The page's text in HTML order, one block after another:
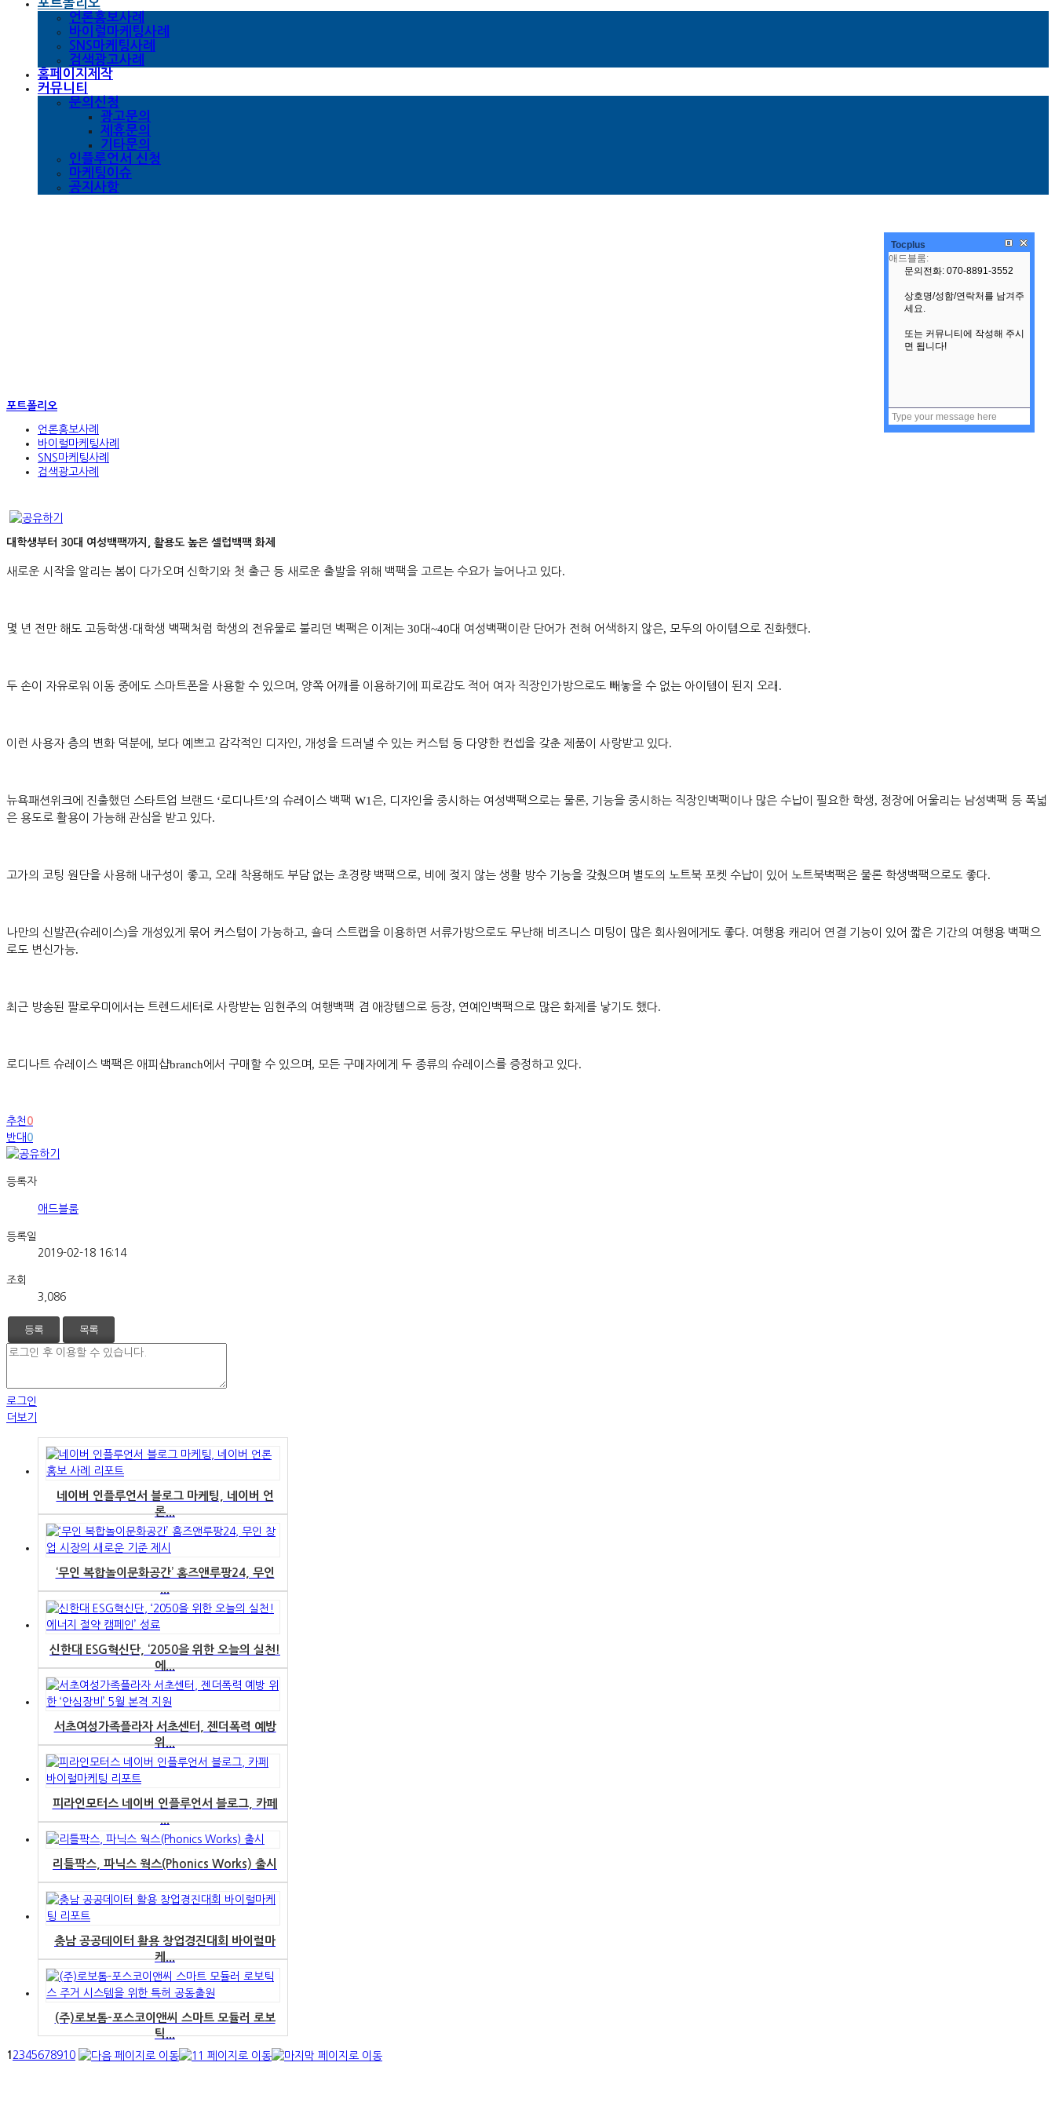
포트폴리오
언론홍보사례
바이럴마케팅사례
SNS마케팅사례
검색광고사례
홈페이지제작
커뮤니티
문의신청
광고문의
제휴문의
기타문의
인플루언서 신청
마케팅이슈
공지사항
포트폴리오
언론홍보사례
바이럴마케팅사례
SNS마케팅사례
검색광고사례
대학생부터 30대 여성백팩까지, 활용도 높은 셀럽백팩 화제
새로운 시작을 알리는 봄이 다가오며 신학기와 첫 출근 등 새로운 출발을 위해 백팩을 고르는 수요가 늘어나고 있다.
몇 년 전만 해도 고등학생 ·대학생 백팩처럼 학생의 전유물로 불리던 백팩은 이제는 30대 ~40대 여성백팩이란 단어가 전혀 어색하지 않은, 모두의 아이템으로 진화했다.
두 손이 자유로워 이동 중에도 스마트폰을 사용할 수 있으며 , 양쪽 어깨를 이용하기에 피로감도 적어 여자 직장인가방으로도 빼놓을 수 없는 아이템이 된지 오래 .
이런 사용자 층의 변화 덕분에 , 보다 예쁘고 감각적인 디자인 , 개성을 드러낼 수 있는 커스텀 등 다양한 컨셉을 갖춘 제품이 사랑받고 있다.
뉴욕패션위크에 진출했던 스타트업 브랜드 ‘로디나트’의 슈레이스 백팩 W1 은, 디자인을 중시하는 여성백팩으로는 물론, 기능을 중시하는 직장인백팩이나 많은 수납이 필요한 학생 , 정장에 어울리는 남성백팩 등 폭넓
은 용도로 활용이 가능해 관심을 받고 있다.
고가의 코팅 원단을 사용해 내구성이 좋고, 오래 착용해도 부담 없는 초경량 백팩으로, 비에 젖지 않는 생활 방수 기능을 갖췄으며 별도의 노트북 포켓 수납이 있어 노트북백팩은 물론 학생백팩으로도 좋다.
나만의 신발끈(슈레이스)을 개성있게 묶어 커스텀이 가능하고, 숄더 스트랩을 이용하면 서류가방으로도 무난해 비즈니스 미팅이 많은 회사원에게도 좋다. 여행용 캐리어 연결 기능이 있어 짧은 기간의 여행용 백팩으
로도 변신가능.
최근 방송된 팔로우미에서는 트렌드세터로 사랑받는 임현주의 여행백팩 겸 애장템으로 등장, 연예인백팩으로 많은 화제를 낳기도 했다.
로디나트 슈레이스 백팩은 애피샵branch에서 구매할 수 있으며 , 모든 구매자에게 두 종류의 슈레이스를 증정하고 있다.
추천 0
반대 0
등록자
애드블룸
등록일
2019-02-18 16:14
조회
3,086
등록 목록
로그인
더보기
네이버 인플루언서 블로그 마케팅, 네이버 언
론...
‘무인 복합놀이문화공간’ 홈즈앤루팡24, 무인
...
신한대 ESG혁신단, ‘2050을 위한 오늘의 실천!
에...
서초여성가족플라자 서초센터, 젠더폭력 예방
위...
피라인모터스 네이버 인플루언서 블로그, 카페
...
리틀팍스, 파닉스 웍스(Phonics Works) 출시
충남 공공데이터 활용 창업경진대회 바이럴마
케...
(주)로보톰-포스코이앤씨 스마트 모듈러 로보
틱...
1 2345678910
Tocplus